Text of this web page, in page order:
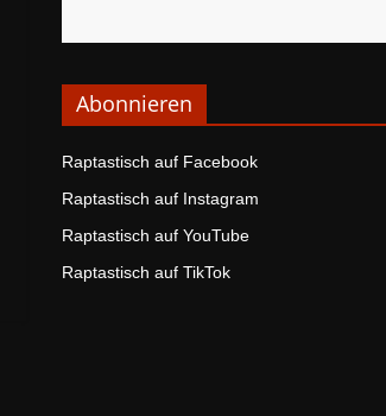
Abonnieren
Raptastisch auf Facebook
Raptastisch auf Instagram
Raptastisch auf YouTube
Raptastisch auf TikTok